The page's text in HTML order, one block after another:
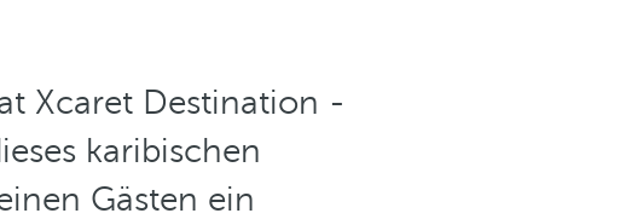
Xcaret Destination -
karibischen
Gästen ein